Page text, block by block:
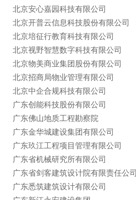
北京安心嘉园科技有限公司
北京开普云信息科技股份有限公司
北京培征行教育科技有限公司
北京视野智慧数字科技有限公司
北京物美商业集团股份有限公司
北京招商局物业管理有限公司
北京中企合规科技有限公司
广东创能科技股份有限公司
广东佛山地质工程勘察院
广东金华城建设集团有限公司
广东玖江工程项目管理有限公司
广东省机械研究所有限公司
广东省剑客建筑设计院有限责任公司
广东悉筑建筑设计有限公司